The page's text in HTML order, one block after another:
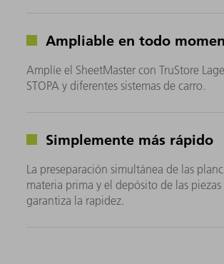
Ampliable en todo
Amplíe el SheetMaster con TruStore
STOPA y diferentes sistemas de carro.
Simplemente más rápido
La preseparación simultánea de las
materia prima y el depósito de las
garantiza la rapidez.